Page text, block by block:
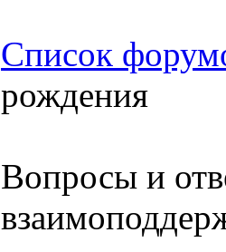
Список
рождения
Вопросы и